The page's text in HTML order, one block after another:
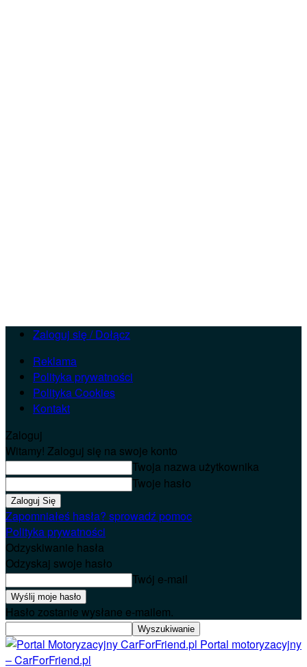
Zaloguj się / Dołącz
Reklama
Polityka prywatności
Polityka Cookies
Kontakt
Zaloguj
Witamy! Zaloguj się na swoje konto
Twoja nazwa użytkownika
Twoje hasło
Zapomniałeś hasła? sprowadź pomoc
Polityka prywatności
Odzyskiwanie hasła
Odzyskaj swoje hasło
Twój e-mail
Hasło zostanie wysłane e-mailem.
Portal motoryzacyjny
– CarForFriend.pl